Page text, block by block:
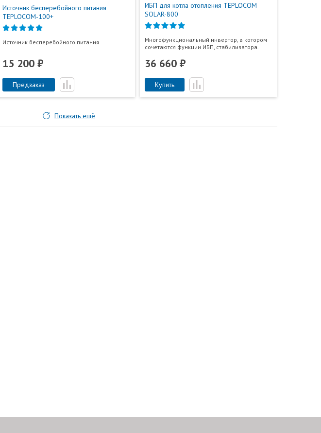
Источник бесперебойного питания
TEPLOCOM-100+
Источник бесперебойного питания
15 200 ₽
Предзаказ
ИБП для котла отопления TEPLOCOM
SOLAR-800
Многофункциональный инвертор, в котором
сочетаются функции ИБП, стабилизатора.
36 660 ₽
Купить
Показать ещё